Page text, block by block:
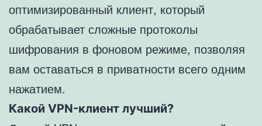
оптимизированный клиент, который
обрабатывает сложные протоколы
шифрования в фоновом режиме, позволяя
вам оставаться в приватности всего одним
нажатием.
Какой VPN-клиент лучший?